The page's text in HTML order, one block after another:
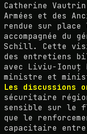
Catherine
Armées et des
rendue sur
accompagnée du
Schill. Cette
des entretiens
avec Liviu-Ionuț
ministre et
Les discussions
sécuritaire
sensible sur le
que le
capacitaire